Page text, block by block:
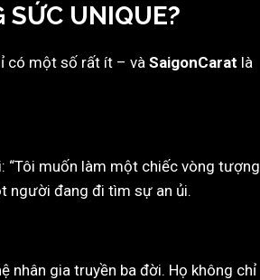
SỨC UNIQUE?
có một số rất ít – vàSaigonCarat là
“Tôi muốn làm một chiếc vòng tượng
người đang đi tìm sự an ủi.
nhân gia truyền ba đời. Họ không chỉ